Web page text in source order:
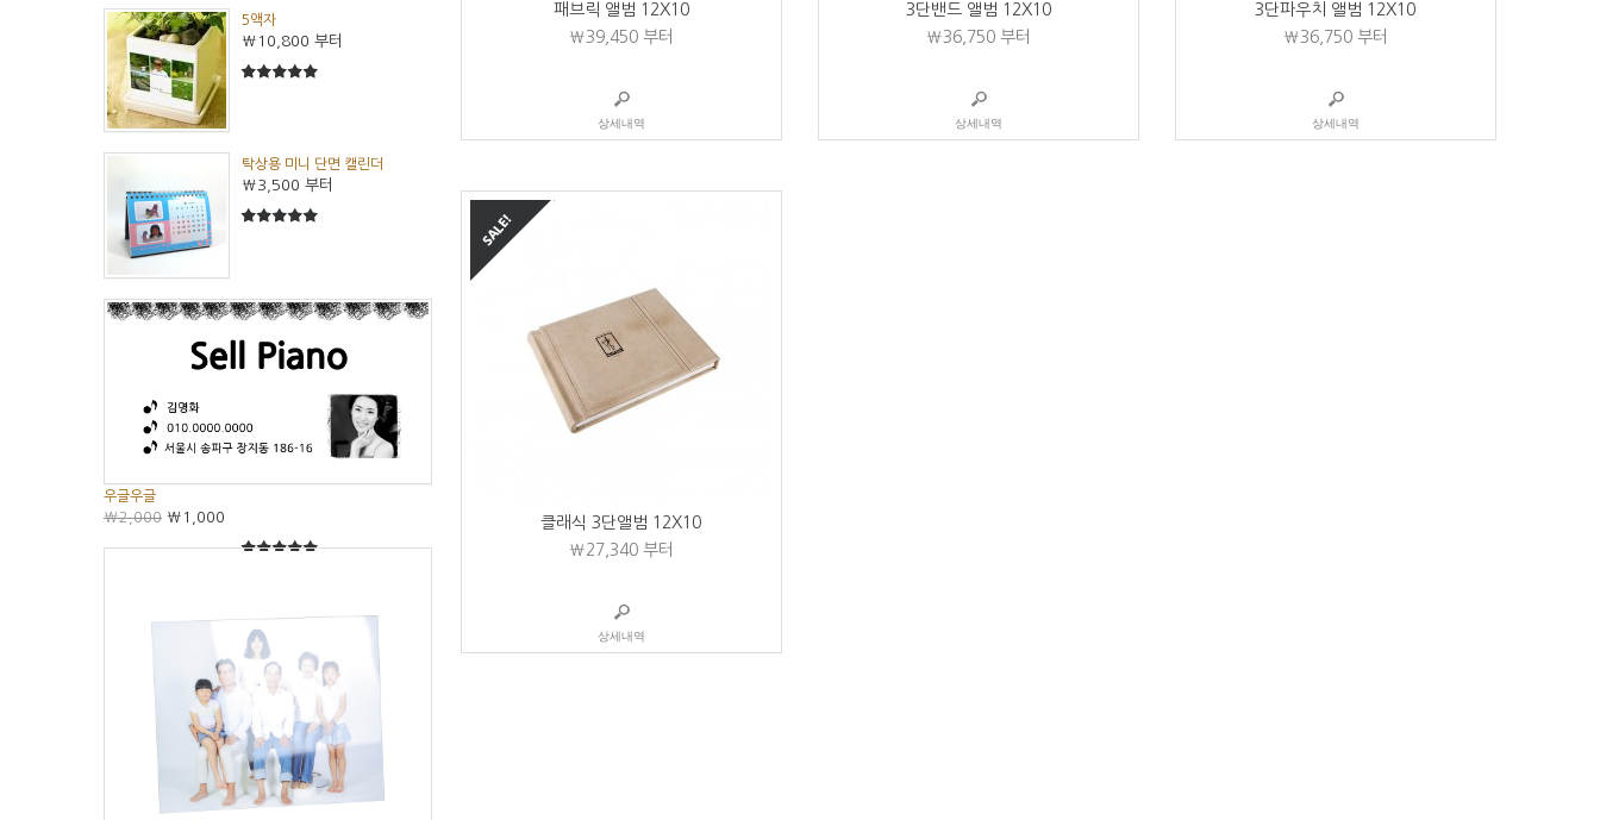
패브릭 앨범 12X10
₩39,450부터
상세내역
3단밴드 앨범 12X10
₩36,750부터
상세내역
3단파우치 앨범 12X10
₩36,750부터
상세내역
클래식 3단앨범 12X10
₩27,340부터
상세내역
5액자
₩10,800 부터
탁상용 미니 단면 캘린더
₩3,500 부터
우글우글
₩2,000 ₩1,000